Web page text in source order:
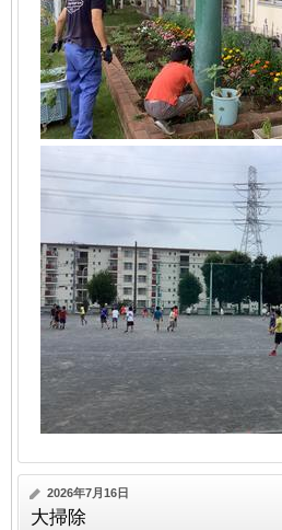
2026年7月16日
大掃除